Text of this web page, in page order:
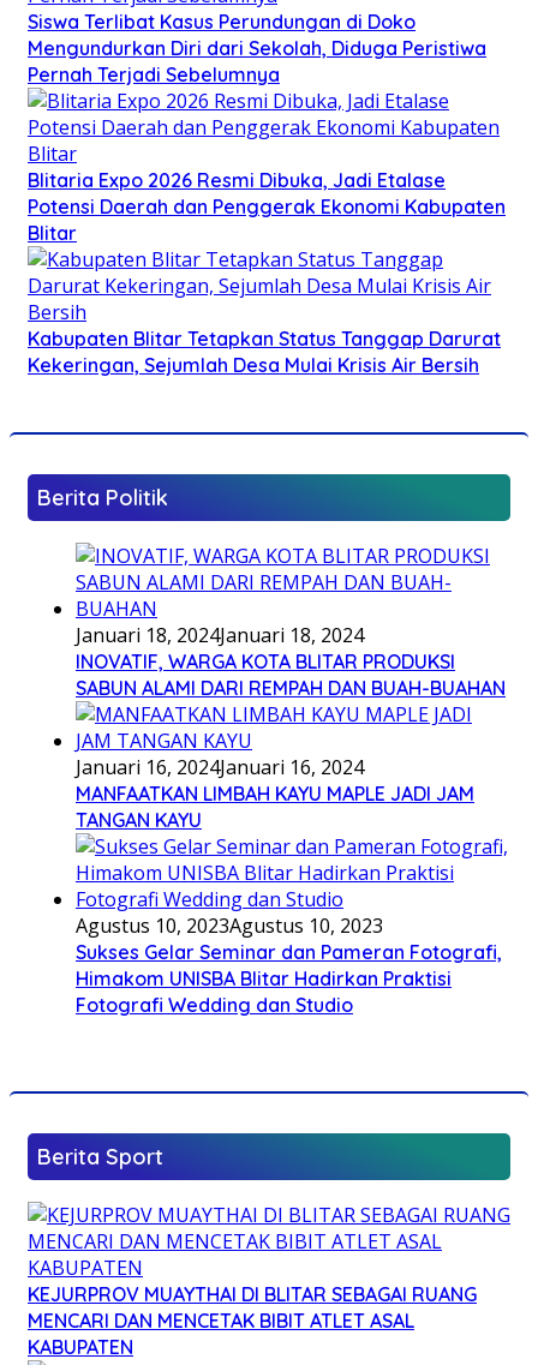
Siswa Terlibat Kasus Perundungan di Doko
Mengundurkan Diri dari Sekolah, Diduga Peristiwa
Pernah Terjadi Sebelumnya
Blitaria Expo 2026 Resmi Dibuka, Jadi Etalase
Potensi Daerah dan Penggerak Ekonomi Kabupaten
Blitar
Kabupaten Blitar Tetapkan Status Tanggap Darurat
Kekeringan, Sejumlah Desa Mulai Krisis Air Bersih
Berita Politik
Januari 18, 2024Januari 18, 2024
INOVATIF, WARGA KOTA BLITAR PRODUKSI
SABUN ALAMI DARI REMPAH DAN BUAH-BUAHAN
Januari 16, 2024Januari 16, 2024
MANFAATKAN LIMBAH KAYU MAPLE JADI JAM
TANGAN KAYU
Agustus 10, 2023Agustus 10, 2023
Sukses Gelar Seminar dan Pameran Fotografi,
Himakom UNISBA Blitar Hadirkan Praktisi
Fotografi Wedding dan Studio
Berita Sport
KEJURPROV MUAYTHAI DI BLITAR SEBAGAI RUANG
MENCARI DAN MENCETAK BIBIT ATLET ASAL
KABUPATEN